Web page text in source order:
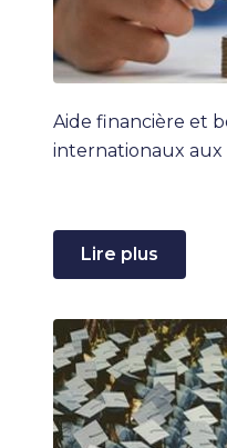
Aide financière et
internationaux aux
Lire plus